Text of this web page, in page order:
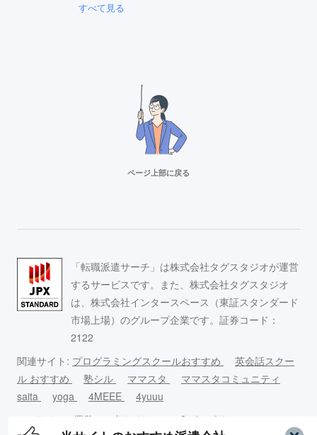
事務求人が豊富！
スタッフサービス
求人数16万件以上の派遣会社！
リクルートスタッフィング
派遣満足度14部門でNo.1
すべて見る
ページ上部に戻る
このサイ
運営
当サイトの
Cookieポリ
「転職派遣サーチ」は株式会社タグスタジオが運営
するサービスです。また、株式会社タグスタジオ
は、株式会社インタースペース（東証スタンダード
市場上場）のグループ企業です。証券コード：
2122
関連サイト: プログラミングスクールおすすめ
英会話スクー
ル おすすめ
塾シル ママスタ
ママスタコミュニティ
saita
yoga 4MEEE 4yuuu